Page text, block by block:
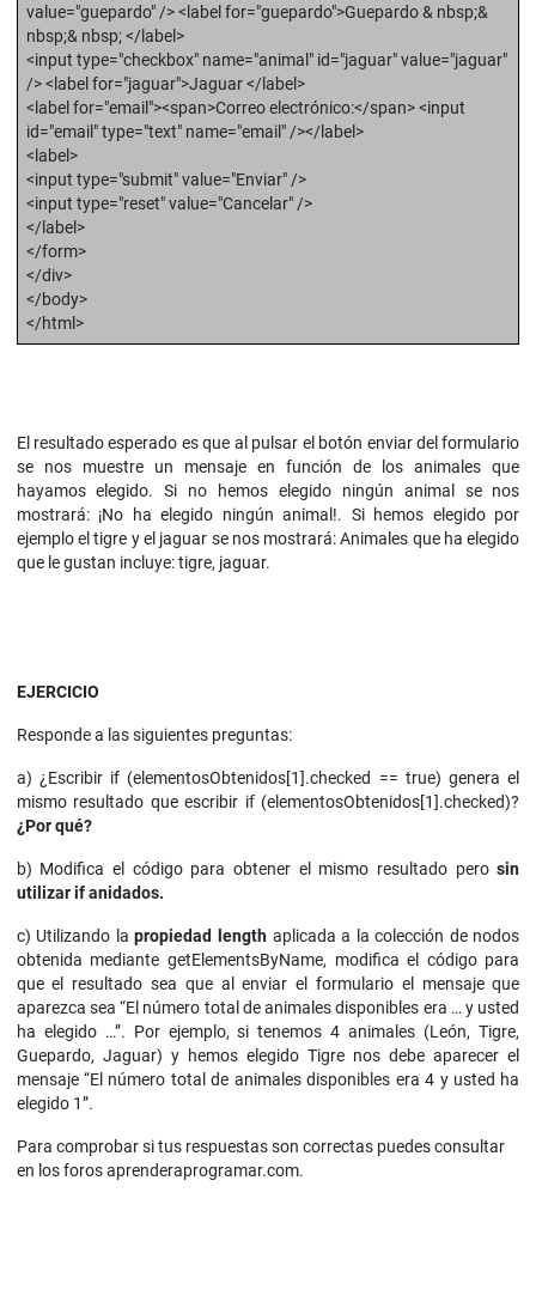
value="guepardo" /> <label for="guepardo">Guepardo & nbsp;&
nbsp;& nbsp; </label>
<input type="checkbox" name="animal" id="jaguar" value="jaguar"
/> <label for="jaguar">Jaguar </label>
<label for="email"><span>Correo electrónico:</span> <input
id="email" type="text" name="email" /></label>
<label>
<input type="submit" value="Enviar" />
<input type="reset" value="Cancelar" />
</label>
</form>
</div>
</body>
</html>
El resultado esperado es que al pulsar el botón enviar del formulario
se nos muestre un mensaje en función de los animales que
hayamos elegido. Si no hemos elegido ningún animal se nos
mostrará: ¡No ha elegido ningún animal!. Si hemos elegido por
ejemplo el tigre y el jaguar se nos mostrará: Animales que ha elegido
que le gustan incluye: tigre, jaguar.
EJERCICIO
Responde a las siguientes preguntas:
a) ¿Escribir if (elementosObtenidos[1].checked == true) genera el
mismo resultado que escribir if (elementosObtenidos[1].checked)?
¿Por qué?
b) Modifica el código para obtener el mismo resultado perosin
utilizar if anidados.
c) Utilizando lapropiedad length aplicada a la colección de nodos
obtenida mediante getElementsByName, modifica el código para
que el resultado sea que al enviar el formulario el mensaje que
aparezca sea “El número total de animales disponibles era … y usted
ha elegido …”. Por ejemplo, si tenemos 4 animales (León, Tigre,
Guepardo, Jaguar) y hemos elegido Tigre nos debe aparecer el
mensaje “El número total de animales disponibles era 4 y usted ha
elegido 1”.
Para comprobar si tus respuestas son correctas puedes consultar
en los foros aprenderaprogramar.com.